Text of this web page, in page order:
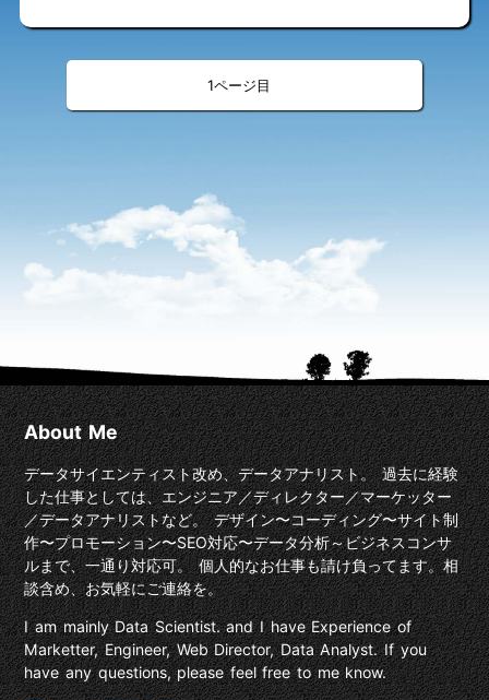
1
About Me
データサイエンティスト改め、データアナリスト。 過去に経験
した仕事としては、エンジニア／ディレクター／マーケッター
／データアナリストなど。 デザイン〜コーディング〜サイト制
作〜プロモーション〜SEO対応〜データ分析～ビジネスコンサ
ルまで、一通り対応可。 個人的なお仕事も請け負ってます。相
談含め、お気軽にご連絡を。
I am mainly Data Scientist. and I have Experience of
Marketter, Engineer, Web Director, Data Analyst. If you
have any questions, please feel free to me know.